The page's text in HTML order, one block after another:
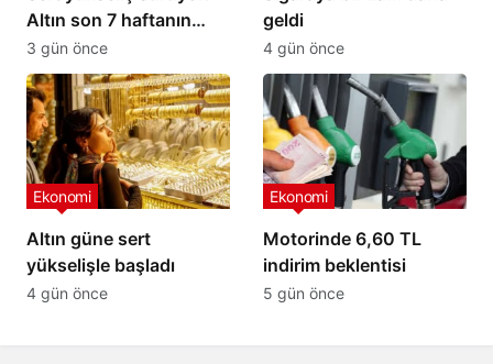
Altın son 7 haftanın
zirvesinde!
3 gün önce
geldi
4 gün önce
Altın güne sert
yükselişle başladı
Ekonomi
4 gün önce
Motorinde 6,60 TL
indirim beklentisi
Ekonomi
5 gün önce